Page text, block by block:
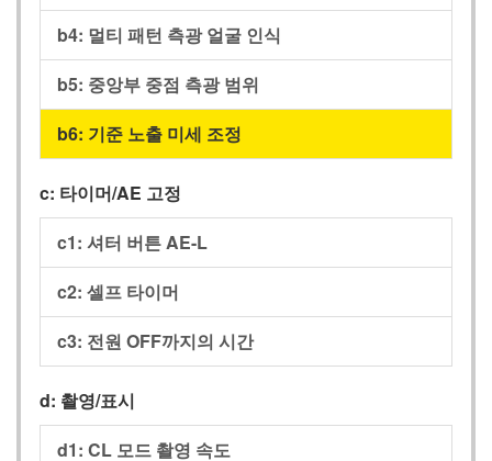
b4: 멀티 패턴 측광 얼굴 인식
b5: 중앙부 중점 측광 범위
b6: 기준 노출 미세 조정
c: 타이머/AE 고정
c1: 셔터 버튼 AE-L
c2: 셀프 타이머
c3: 전원 OFF까지의 시간
d: 촬영/표시
d1: CL 모드 촬영 속도